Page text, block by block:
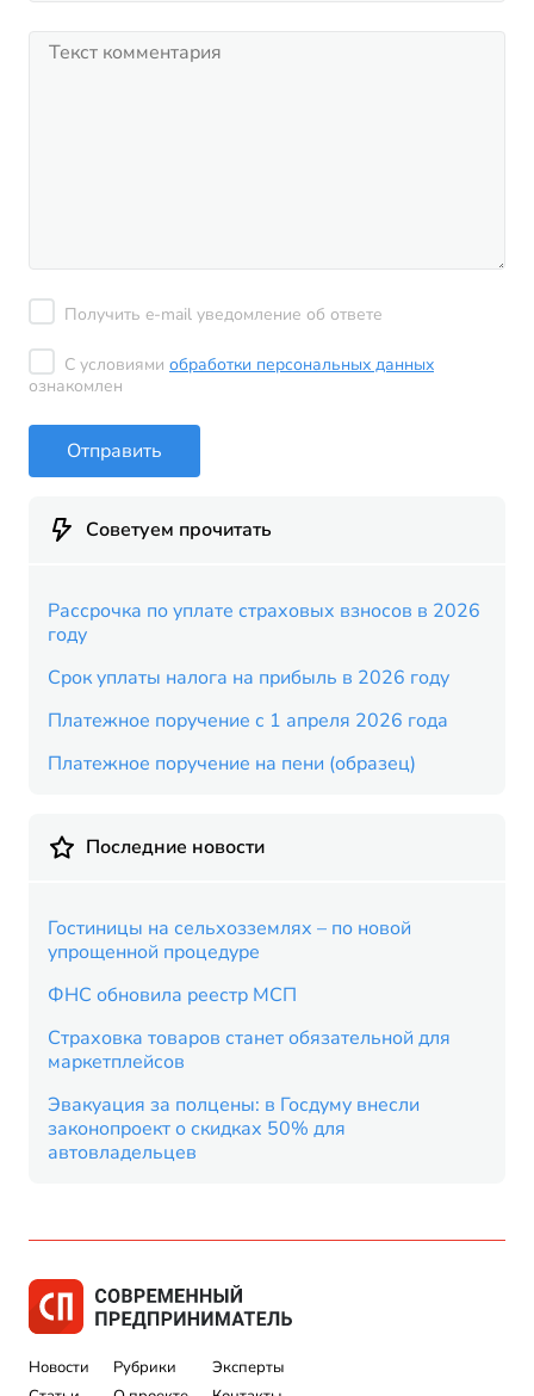
Получить e-mail уведомление об ответе
С условиями обработки персональных данных
ознакомлен
Отправить
Советуем прочитать
Рассрочка по уплате страховых взносов в 2026
году
Срок уплаты налога на прибыль в 2026 году
Платежное поручение с 1 апреля 2026 года
Платежное поручение на пени (образец)
Последние новости
Гостиницы на сельхозземлях – по новой
упрощенной процедуре
ФНС обновила реестр МСП
Страховка товаров станет обязательной для
маркетплейсов
Эвакуация за полцены: в Госдуму внесли
законопроект о скидках 50% для
автовладельцев
Новости
Рубрики
Эксперты